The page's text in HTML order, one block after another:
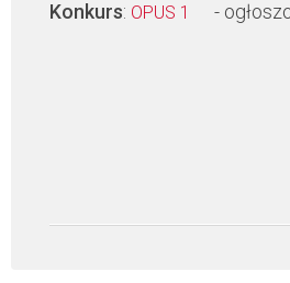
Konkurs: OPUS 1 -